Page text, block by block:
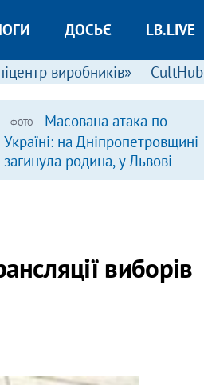
ДОСЬЄ LB.LIVE
виробників» CultHub
ФОТО
Масована атака по
Україні: на Дніпропетровщині
загинула родина, у Львові –
удар по багатоповерхівках
виборів